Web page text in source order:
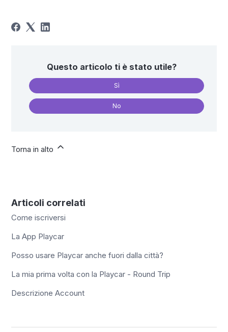
Questo articolo ti è stato utile?
Sì
No
Torna in alto
Articoli correlati
Come iscriversi
La App Playcar
Posso usare Playcar anche fuori dalla città?
La mia prima volta con la Playcar - Round Trip
Descrizione Account